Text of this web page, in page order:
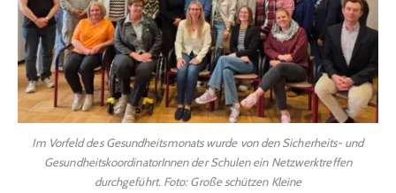
Im Vorfeld des Gesundheitsmonats wurde von den Sicherheits- und
GesundheitskoordinatorInnen der Schulen ein Netzwerktreffen
durchgeführt. Foto: Große schützen Kleine